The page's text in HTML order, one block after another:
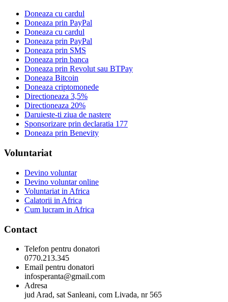
Doneaza cu cardul
Doneaza prin PayPal
Doneaza cu cardul
Doneaza prin PayPal
Doneaza prin SMS
Doneaza prin banca
Doneaza prin Revolut sau BTPay
Doneaza Bitcoin
Doneaza criptomonede
Directioneaza 3,5%
Directioneaza 20%
Daruieste-ti ziua de nastere
Sponsorizare prin declaratia 177
Doneaza prin Benevity
Voluntariat
Devino voluntar
Devino voluntar online
Voluntariat in Africa
Calatorii in Africa
Cum lucram in Africa
Contact
Telefon pentru donatori
0770.213.345
Email pentru donatori
infosperanta@gmail.com
Adresa
jud Arad, sat Sanleani, com Livada, nr 565